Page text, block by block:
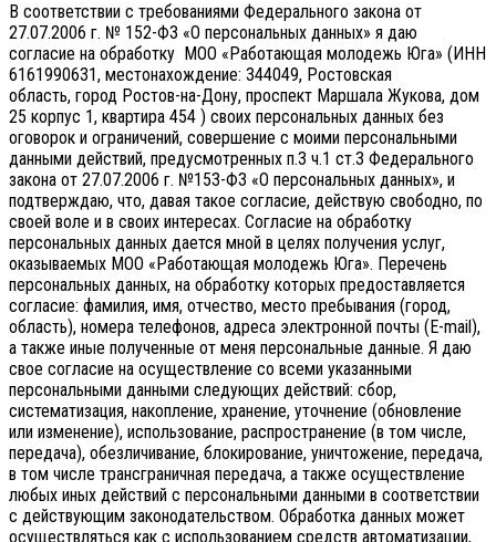
В соответствии с требованиями Федерального закона от
27.07.2006 г. № 152-ФЗ «О персональных данных» я даю
согласие на обработку МОО «Работающая молодежь Юга» (ИНН
6161990631, местонахождение: 344049, Ростовская
область, город Ростов-на-Дону, проспект Маршала Жукова, дом
25 корпус 1, квартира 454 ) своих персональных данных без
оговорок и ограничений, совершение с моими персональными
данными действий, предусмотренных п.3 ч.1 ст.3 Федерального
закона от 27.07.2006 г. №153-ФЗ «О персональных данных», и
подтверждаю, что, давая такое согласие, действую свободно, по
своей воле и в своих интересах. Согласие на обработку
персональных данных дается мной в целях получения услуг,
оказываемых МОО «Работающая молодежь Юга». Перечень
персональных данных, на обработку которых предоставляется
согласие: фамилия, имя, отчество, место пребывания (город,
область), номера телефонов, адреса электронной почты (E-mail),
а также иные полученные от меня персональные данные. Я даю
свое согласие на осуществление со всеми указанными
персональными данными следующих действий: сбор,
систематизация, накопление, хранение, уточнение (обновление
или изменение), использование, распространение (в том числе,
передача), обезличивание, блокирование, уничтожение, передача,
в том числе трансграничная передача, а также осуществление
любых иных действий с персональными данными в соответствии
с действующим законодательством. Обработка данных может
осуществляться как с использованием средств автоматизации,